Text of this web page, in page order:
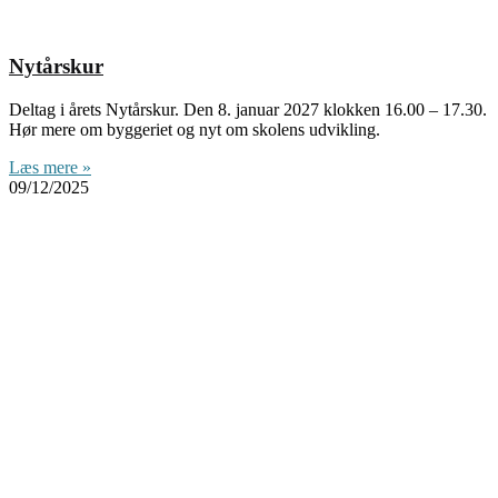
Nytårskur
Deltag i årets Nytårskur. Den 8. januar 2027 klokken 16.00 – 17.30.
Hør mere om byggeriet og nyt om skolens udvikling.
Læs mere »
09/12/2025